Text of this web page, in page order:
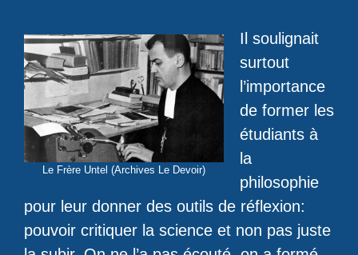
Le Frère Untel (Archives Le Devoir)
Il soulignait
surtout
l’importance
de former les
étudiants à
la
philosophie
pour leur donner des outils de réflexion:
pouvoir critiquer la science et non pas juste